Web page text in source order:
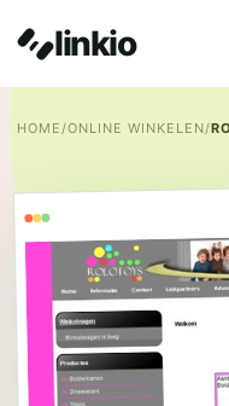
linkio
HOME/ONLINE WINKELEN/